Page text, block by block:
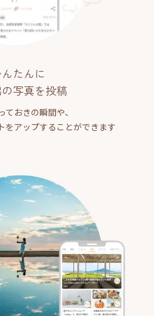
たんに
写真を投稿
ておきの瞬間や、
をアップすることができます